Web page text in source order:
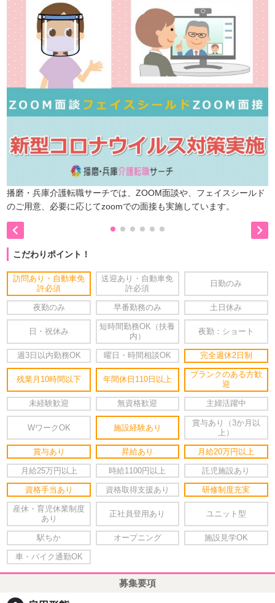
播磨・兵庫介護転職サーチでは、ZOOM面談や、フェイスシールド
のご用意、必要に応じてzoomでの面接も実施しています。
 
こだわりポイント！
訪問あり・自動車免
許必須
送迎あり・自動車免
許必須
日勤のみ
夜勤のみ 早番勤務のみ 土日休み
日・祝休み
短時間勤務OK（扶養
内）
夜勤：ショート
週3日以内勤務OK 曜日・時間相談OK 完全週休2日制
残業月10時間以下 年間休日110日以上
ブランクのある方歓
迎
未経験歓迎 無資格歓迎 主婦活躍中
WワークOK 施設経験あり
賞与あり（3か月以
上）
賞与あり 昇給あり 月給20万円以上
月給25万円以上 時給1100円以上 託児施設あり
資格手当あり 資格取得支援あり 研修制度充実
産休・育児休業制度
あり
正社員登用あり ユニット型
駅ちか オープニング 施設見学OK
車・バイク通勤OK
募集要項